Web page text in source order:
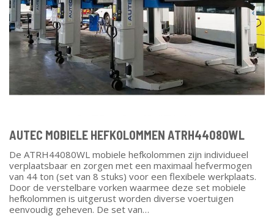
AUTEC MOBIELE HEFKOLOMMEN ATRH44080WL
De ATRH44080WL mobiele hefkolommen zijn individueel
verplaatsbaar en zorgen met een maximaal hefvermogen
van 44 ton (set van 8 stuks) voor een flexibele werkplaats.
Door de verstelbare vorken waarmee deze set mobiele
hefkolommen is uitgerust worden diverse voertuigen
eenvoudig geheven. De set van…